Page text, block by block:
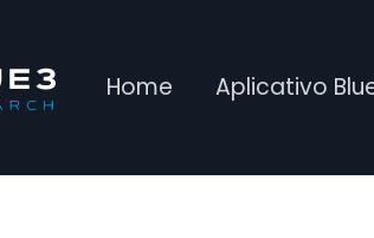
Home Aplicativo